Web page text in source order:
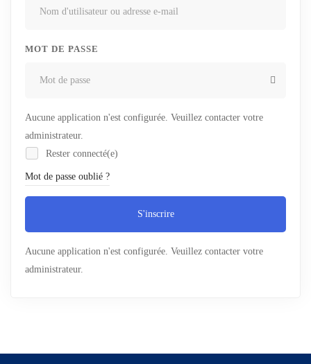
MOT DE PASSE
Aucune application n'est configurée. Veuillez contacter votre
administrateur.
Rester connecté(e)
Mot de passe oublié ?
S'inscrire
Aucune application n'est configurée. Veuillez contacter votre
administrateur.